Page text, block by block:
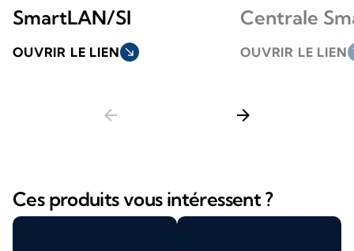
SmartLAN/SI
OUVRIR LE LIEN south_east
Centrale
OUVRIR LE LIEN
arrow_back arrow_forward
Ces produits vous intéressent ?